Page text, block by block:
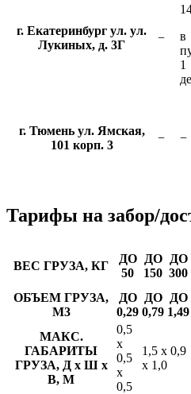
г. Екатеринбург ул. ул.
Лукиных, д. 3Г
−
в
1
г. Тюмень ул. Ямская,
101 корп. 3
− −
Тарифы на забор/
ВЕС ГРУЗА, КГ
ДО
50
ДО
150
ДО
300
ОБЪЕМ ГРУЗА,
М3
ДО
0,29
ДО
0,79
ДО
1,49
МАКС.
ГАБАРИТЫ
ГРУЗА, Д х Ш х
В, М
0,5
х
0,5
х
0,5
1,5 х 0,9
х 1,0